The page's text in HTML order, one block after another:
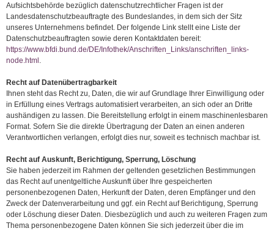
Aufsichtsbehörde bezüglich datenschutzrechtlicher Fragen ist der
Landesdatenschutzbeauftragte des Bundeslandes, in dem sich der Sitz
unseres Unternehmens befindet. Der folgende Link stellt eine Liste der
Datenschutzbeauftragten sowie deren Kontaktdaten bereit:
https://www.bfdi.bund.de/DE/Infothek/Anschriften_Links/anschriften_links-
node.html .
Recht auf Datenübertragbarkeit
Ihnen steht das Recht zu, Daten, die wir auf Grundlage Ihrer Einwilligung oder
in Erfüllung eines Vertrags automatisiert verarbeiten, an sich oder an Dritte
aushändigen zu lassen. Die Bereitstellung erfolgt in einem maschinenlesbaren
Format. Sofern Sie die direkte Übertragung der Daten an einen anderen
Verantwortlichen verlangen, erfolgt dies nur, soweit es technisch machbar ist.
Recht auf Auskunft, Berichtigung, Sperrung, Löschung
Sie haben jederzeit im Rahmen der geltenden gesetzlichen Bestimmungen
das Recht auf unentgeltliche Auskunft über Ihre gespeicherten
personenbezogenen Daten, Herkunft der Daten, deren Empfänger und den
Zweck der Datenverarbeitung und ggf. ein Recht auf Berichtigung, Sperrung
oder Löschung dieser Daten. Diesbezüglich und auch zu weiteren Fragen zum
Thema personenbezogene Daten können Sie sich jederzeit über die im